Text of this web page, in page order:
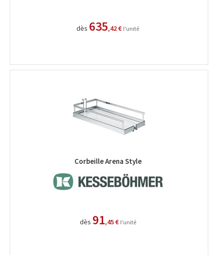
dès 635,42 € l'unité
Corbeille Arena Style
dès 91,45 € l'unité